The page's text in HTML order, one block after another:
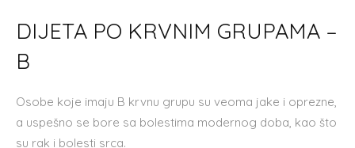
DIJETA PO KRVNIM GRUPAMA –
B
Osobe koje imaju B krvnu grupu su veoma jake i oprezne,
a uspešno se bore sa bolestima modernog doba, kao što
su rak i bolesti srca.